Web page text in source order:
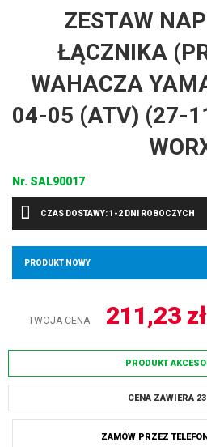
ZESTAW
ŁĄCZNIKA
WAHACZA
04-05 (ATV) (27-
Nr. SAL90017
CZAS DOSTAWY: 1-2 DNI ROBOCZYCH
PRODUKT NOWY
TWOJA CENA 211,23 zł
PRODUKT
CENA ZAWIERA
ZAMÓW PRZEZ